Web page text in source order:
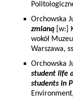
Orchowska
zmianą [w:]
wokół
Warszawa,
Orchowska
student life
students in